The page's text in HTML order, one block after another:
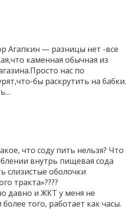
Агапкин — разницы нет -все
каменная обычная из
нас по
бы раскрутить на бабки.
что соду пить нельзя? Что
внутрь пищевая сода
слизистые оболочки
тракта»????
давно и ЖКТ у меня не
того, работает как часы.